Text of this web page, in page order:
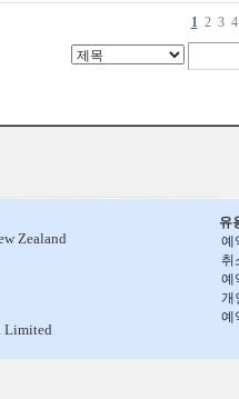
1 2 3 4
유
예
취
예
개
예
Zealand
Limited